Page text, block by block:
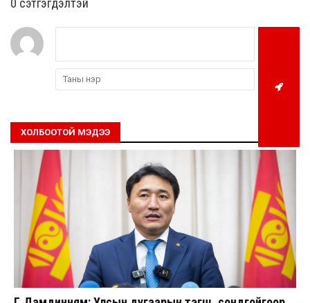
ХОЛБООТОЙ МЭДЭЭ